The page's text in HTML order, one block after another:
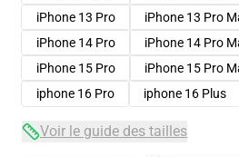
iPhone 13 Pro
iPhone 13 Pro
iPhone 14 Pro
iPhone 14 Pro
iPhone 15 Pro
iPhone 15 Pro
iphone 16 Pro
iphone 16 Plus
Voir le guide des tailles